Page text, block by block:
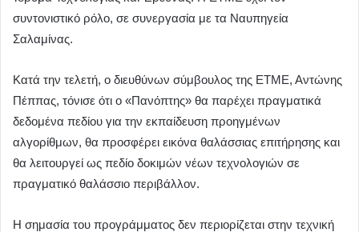
συντονιστικό ρόλο, σε συνεργασία με τα Ναυπηγεία
Σαλαμίνας.
Κατά την τελετή, ο διευθύνων σύμβουλος της ΕΤΜΕ, Αντώνης
Πέππας, τόνισε ότι ο «Πανόπτης» θα παρέχει πραγματικά
δεδομένα πεδίου για την εκπαίδευση προηγμένων
αλγορίθμων, θα προσφέρει εικόνα θαλάσσιας επιτήρησης και
θα λειτουργεί ως πεδίο δοκιμών νέων τεχνολογιών σε
πραγματικό θαλάσσιο περιβάλλον.
Η σημασία του προγράμματος δεν περιορίζεται στην τεχνική